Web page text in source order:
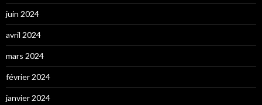
juin 2024
avril 2024
mars 2024
février 2024
janvier 2024